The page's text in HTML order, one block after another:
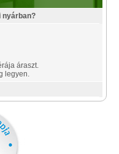
nyárban?
áraszt.
legyen.